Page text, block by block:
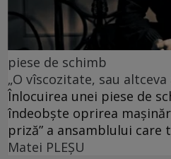
piese de schimb
„O vîscozitate, sau altceva
Înlocuirea unei piese de
îndeobște oprirea
priză” a ansamblului care
Matei PLEŞU